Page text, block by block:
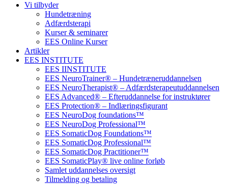
Vi tilbyder
Hundetræning
Adfærdsterapi
Kurser & seminarer
EES Online Kurser
Artikler
EES INSTITUTE
EES IINSTITUTE
EES NeuroTrainer® – Hundetræneruddannelsen
EES NeuroTherapist® – Adfærdsterapeutuddannelsen
EES Advanced® – Efteruddannelse for instruktører
EES Protection® – Indlæringsfigurant
EES NeuroDog foundations™
EES NeuroDog Professional™
EES SomaticDog Foundations™
EES SomaticDog Professional™
EES SomaticDog Practitioner™
EES SomaticPlay® live online forløb
Samlet uddannelses oversigt
Tilmelding og betaling